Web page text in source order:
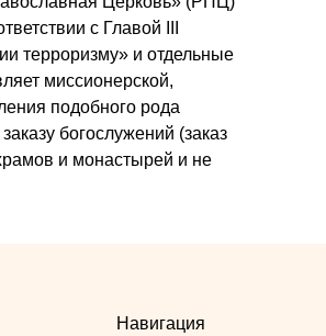
с Главой III
терроризму» и отдельные
миссионерской,
подобного рода
богослужений (заказ
и монастырей и не
Навигация